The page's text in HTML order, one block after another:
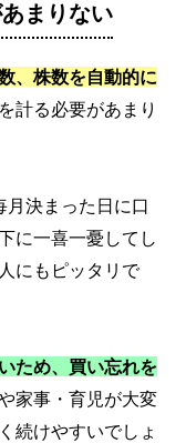
まりない
、株数を自動的に
計る必要があまり
月決まった日に口
に一喜一憂してし
にもピッタリで
ため、買い忘れを
家事・育児が大変
続けやすいでしょ